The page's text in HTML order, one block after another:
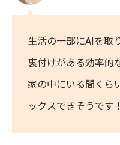
生活の一部にAIを取
裏付けがある効率的
家の中にいる間くら
ックスできそうです！